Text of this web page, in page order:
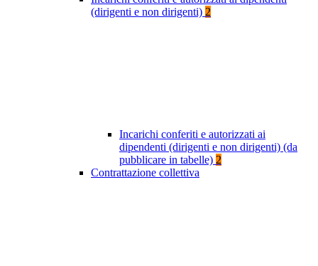
(dirigenti e non dirigenti) 2
Incarichi conferiti e autorizzati ai
dipendenti (dirigenti e non dirigenti) (da
pubblicare in tabelle) 2
Contrattazione collettiva